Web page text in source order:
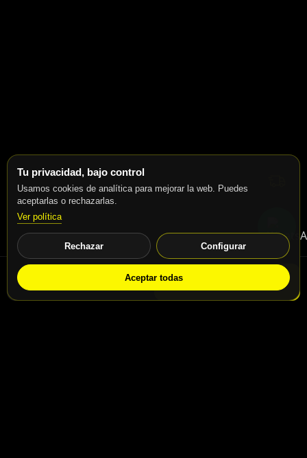
Tu privacidad, bajo control
Usamos cookies de analítica para mejorar la web. Puedes
aceptarlas o rechazarlas.
Ver política
Rechazar Configurar
Aceptar todas